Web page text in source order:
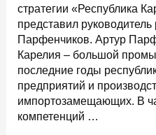
стратегии «Республика
представил руководитель
Парфенчиков. Артур
Карелия – большой
последние годы
предприятий и
импортозамещающих. В
компетенций …